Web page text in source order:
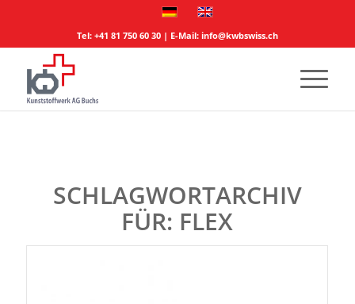
Tel: +41 81 750 60 30| E-Mail: info@kwbswiss.ch
SCHLAGWORTARCHIV
FÜR: FLEX